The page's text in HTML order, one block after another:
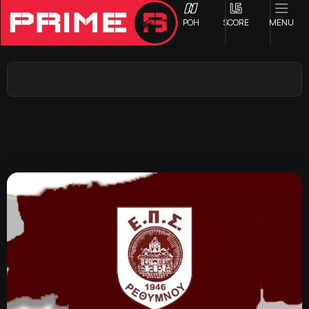
ΡΟΗ SCORE MENU
Α1 ΕΠΣΗ
Α2 ΕΠΣΗ
Β2 ΕΠΣΗ